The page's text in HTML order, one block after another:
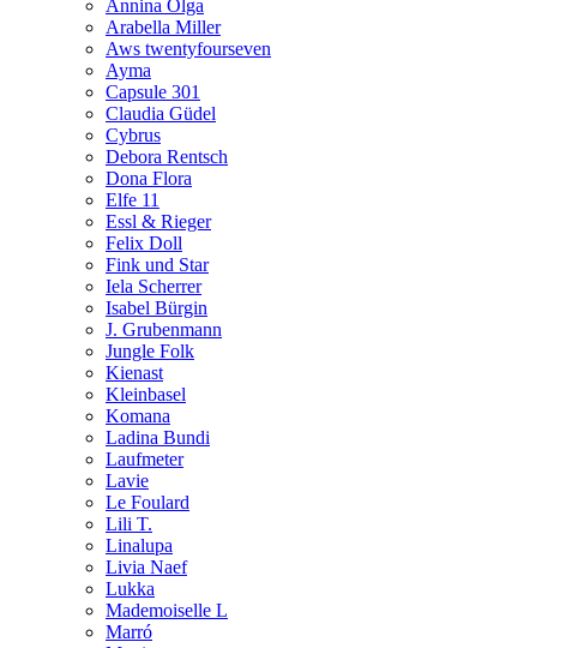
Annina Olga
Arabella Miller
Aws twentyfourseven
Ayma
Capsule 301
Claudia Güdel
Cybrus
Debora Rentsch
Dona Flora
Elfe 11
Essl & Rieger
Felix Doll
Fink und Star
Iela Scherrer
Isabel Bürgin
J. Grubenmann
Jungle Folk
Kienast
Kleinbasel
Komana
Ladina Bundi
Laufmeter
Lavie
Le Foulard
Lili T.
Linalupa
Livia Naef
Lukka
Mademoiselle L
Marró